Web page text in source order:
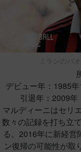
ミランのパ
デビュー年：1985
引退年：2009年
マルディーニはセリ
数々の記録を打ち立
る。2016年に新経営
ン復帰の可能性が取